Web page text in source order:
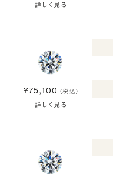
詳しく見る
¥75,100 (税込)
詳しく見る